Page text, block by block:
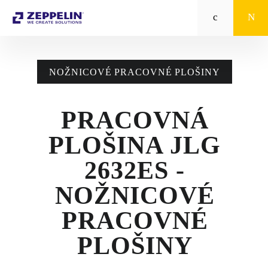
STROJE PRE
MALÁ MECHANIZÁCIA
ENERGETICKÉ SYSTÉMY
TRACTO
POŽIČOVŇA
POUŽITÉ STROJE
NOŽNICOVÉ PRACOVNÉ PLOŠINY
PRACOVNÁ
PLOŠINA JLG
2632ES -
NOŽNICOVÉ
PRACOVNÉ
PLOŠINY